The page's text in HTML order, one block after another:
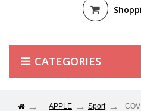
CATEGORIES
APPLE Sport